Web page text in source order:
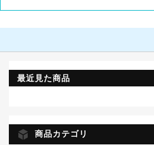
最近見た商品
商品カテゴリ